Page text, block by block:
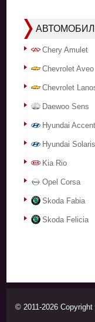
Chery Amulet
Chevrolet Aveo
Chevrolet
Daewoo Sens
Hyundai Accent
Hyundai Solaris
Kia Rio
Opel Corsa
Skoda Fabia
Skoda Felicia
© 2011-2026